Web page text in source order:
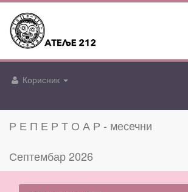
Корисник
Р Е П Е Р Т О А Р - месечни
Септембар 2026